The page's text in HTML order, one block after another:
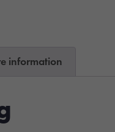
information